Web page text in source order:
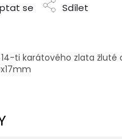
se Sdílet
ti karátového zlata žluté